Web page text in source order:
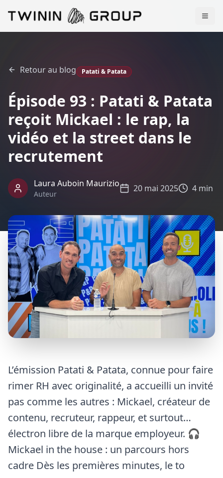
Retour au blog Patati & Patata
Épisode 93 : Patati & Patata
reçoit Mickael : le rap, la
vidéo et la street dans le
recrutement
Laura Auboin Maurizio
Auteur
20 mai 2025 4 min
L’émission Patati & Patata, connue pour faire
rimer RH avec originalité, a accueilli un invité
pas comme les autres : Mickael, créateur de
contenu, recruteur, rappeur, et surtout…
électron libre de la marque employeur. 🎧
Mickael in the house : un parcours hors
cadre Dès les premières minutes, le to